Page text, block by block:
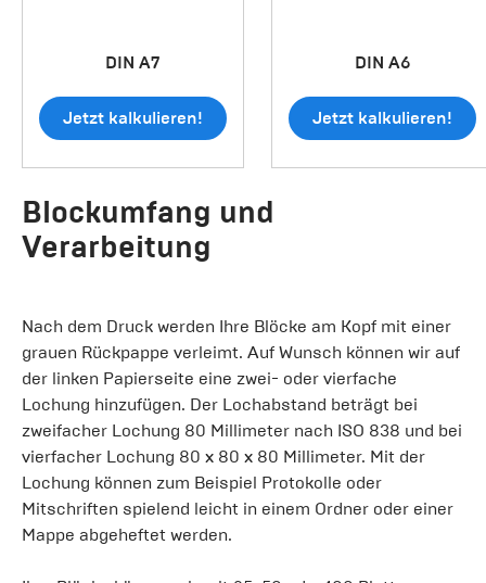
DIN A7
Jetzt kalkulieren!
DIN A6
Jetzt kalkulieren!
Blockumfang und
Verarbeitung
Nach dem Druck werden Ihre Blöcke am Kopf mit einer
grauen Rückpappe verleimt. Auf Wunsch können wir auf
der linken Papierseite eine zwei- oder vierfache
Lochung hinzufügen. Der Lochabstand beträgt bei
zweifacher Lochung 80 Millimeter nach ISO 838 und bei
vierfacher Lochung 80 x 80 x 80 Millimeter. Mit der
Lochung können zum Beispiel Protokolle oder
Mitschriften spielend leicht in einem Ordner oder einer
Mappe abgeheftet werden.